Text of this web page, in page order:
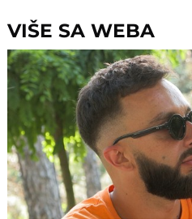
VIŠE SA WEBA